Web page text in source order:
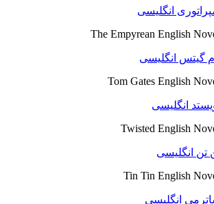
انگلیسی
The Empyrean English
گیتس انگلیسی
Tom Gates English
انگلیسی
Twisted English
تن انگلیسی
Tin Tin English
انگلیسی